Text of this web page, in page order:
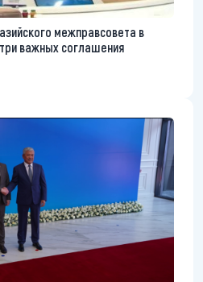
межправсовета в
важных соглашения